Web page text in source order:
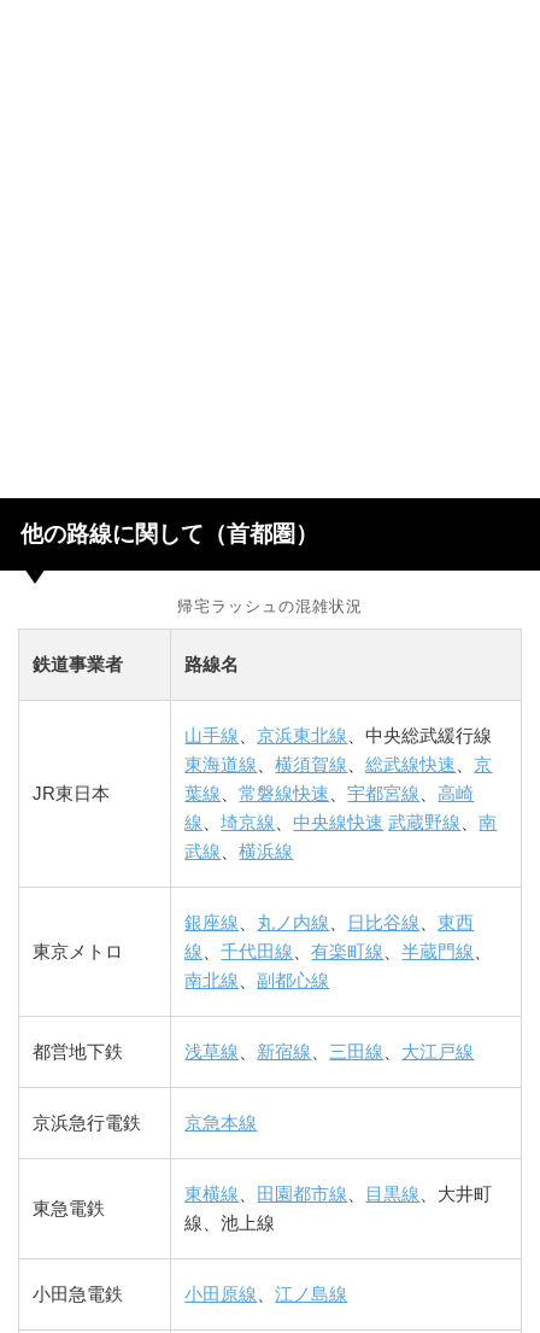
他の路線に関して（首都圏）
帰宅ラッシュの混雑状況
鉄道事業者 路線名
JR東日本
山手線 、京浜東北線 、中央総武緩行線
東海道線 、横須賀線 、総武線快速 、京
葉線 、常磐線快速 、宇都宮線 、高崎
線 、埼京線 、中央線快速 武蔵野線 、南
武線 、横浜線
東京メトロ
銀座線 丸ノ内線 日比谷線 、東西
線 、千代田線 、有楽町線 、半蔵門線
南北線 、副都心線
都営地下鉄 浅草線 新宿線 三田線 大江戸線
京浜急行電鉄 京急本線
東急電鉄
東横線 田園都市線 目黒線 、大井町
線、池上線
小田急電鉄 小田原線 、江ノ島線